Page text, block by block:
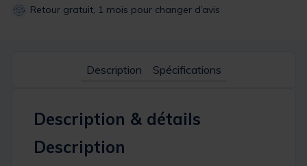
Retour gratuit, 1 mois pour changer d’avis
Description Spécifications
Description & détails
Description